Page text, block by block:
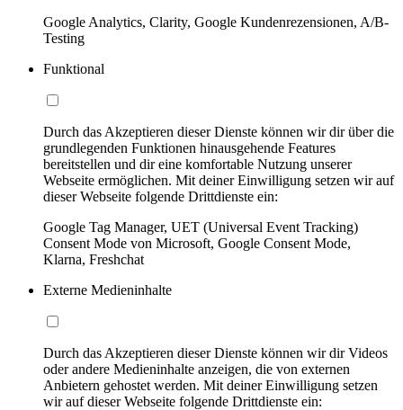
Google Analytics, Clarity, Google Kundenrezensionen, A/B-
Testing
Funktional
Durch das Akzeptieren dieser Dienste können wir dir über die
grundlegenden Funktionen hinausgehende Features
bereitstellen und dir eine komfortable Nutzung unserer
Webseite ermöglichen. Mit deiner Einwilligung setzen wir auf
dieser Webseite folgende Drittdienste ein:
Google Tag Manager, UET (Universal Event Tracking)
Consent Mode von Microsoft, Google Consent Mode,
Klarna, Freshchat
Externe Medieninhalte
Durch das Akzeptieren dieser Dienste können wir dir Videos
oder andere Medieninhalte anzeigen, die von externen
Anbietern gehostet werden. Mit deiner Einwilligung setzen
wir auf dieser Webseite folgende Drittdienste ein: